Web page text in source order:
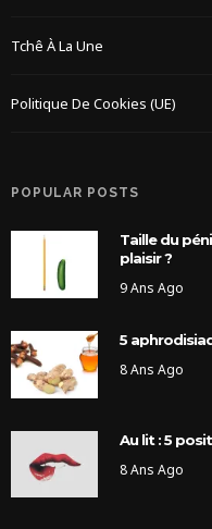
Tchê À La Une
Politique De Cookies (UE)
POPULAR POSTS
Taille du
plaisir ?
9 Ans Ago
5
8 Ans Ago
Au lit : 5
8 Ans Ago